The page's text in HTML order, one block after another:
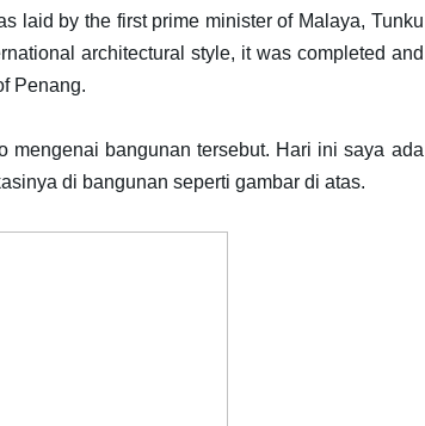
laid by the first prime minister of Malaya, Tunku
architectural style, it was completed and
Penang.
mengenai bangunan tersebut. Hari ini saya ada
di bangunan seperti gambar di atas.